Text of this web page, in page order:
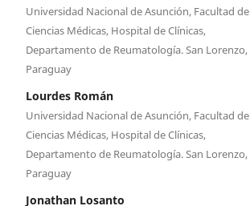
Universidad Nacional de Asunción, Facultad de
Ciencias Médicas, Hospital de Clínicas,
Departamento de Reumatología. San Lorenzo,
Paraguay
Lourdes Román
Universidad Nacional de Asunción, Facultad de
Ciencias Médicas, Hospital de Clínicas,
Departamento de Reumatología. San Lorenzo,
Paraguay
Jonathan Losanto